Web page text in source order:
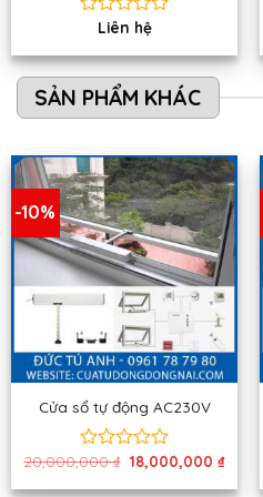
Được
hạng
0
5
sao
Liên hệ
SẢN PHẨM KHÁC
-10%
Cửa sổ tự động AC230V
Được
20,000,000₫ Giá
gốc
là:
18,000,000 ₫Giá
tại